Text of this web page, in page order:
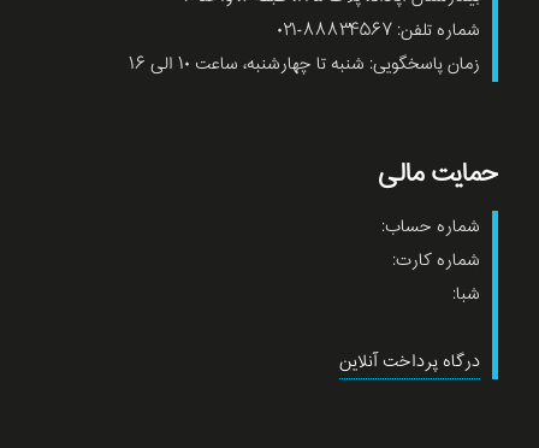
شماره تلفن: ۸۸۸۳۴۵۶۷-۰۲۱
زمان پاسخگویی: شنبه تا چهارشنبه، ساعت ۱۰ الی ۱۶
حمایت مالی
شماره حساب:
شماره کارت:
شبا:
درگاه پرداخت آنلاین